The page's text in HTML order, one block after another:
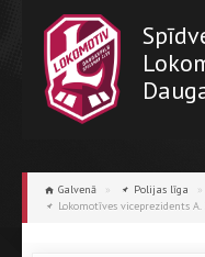
Galvenā » Polijas līga
»
Lokomotīves viceprezidents